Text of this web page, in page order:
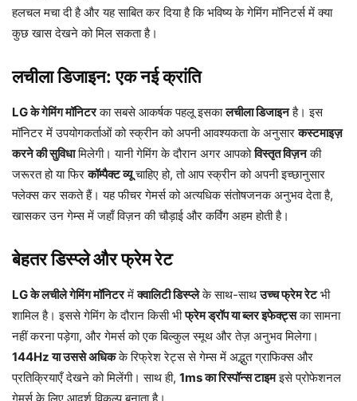
हलचल मचा दी है और यह साबित कर दिया है कि भविष्य के गेमिंग मॉनिटर्स में क्या
कुछ खास देखने को मिल सकता है।
लचीला डिजाइन: एक नई क्रांति
LG के गेमिंग मॉनिटरका सबसे आकर्षक पहलू इसकालचीला डिजाइनहै। इस
मॉनिटर में उपयोगकर्ताओं को स्क्रीन को अपनी आवश्यकता के अनुसारकस्टमाइज़
करने की सुविधामिलेगी। यानी गेमिंग के दौरान अगर आपकोविस्तृत विज़नकी
जरूरत हो या फिरकॉम्पैक्ट व्यूचाहिए हो, तो आप स्क्रीन को अपनी इच्छानुसार
फ्लेक्स कर सकते हैं। यह फीचर गेमर्स को अत्यधिक संतोषजनक अनुभव देता है,
खासकर उन गेम्स में जहाँ विज़न की चौड़ाई और कर्विंग अहम होती है।
बेहतर डिस्प्ले और फ्रेम रेट
LG के लचीले गेमिंग मॉनिटरमेंक्वालिटी डिस्प्लेके साथ-साथउच्च फ्रेम रेटभी
शामिल है। इससे गेमिंग के दौरान किसी भीफ्रेम ड्रॉप या ब्लर इफेक्ट्सका सामना
नहीं करना पड़ेगा, और गेमर्स को एक बिल्कुल स्मूथ और तेज़ अनुभव मिलेगा।
144Hz या उससे अधिकके रिफ्रेश रेट्स से गेम्स में अद्भुत ग्राफिक्स और
प्रतिक्रियाएँ देखने को मिलेंगी। साथ ही, 1ms का रिस्पॉन्स टाइमइसे प्रोफेशनल